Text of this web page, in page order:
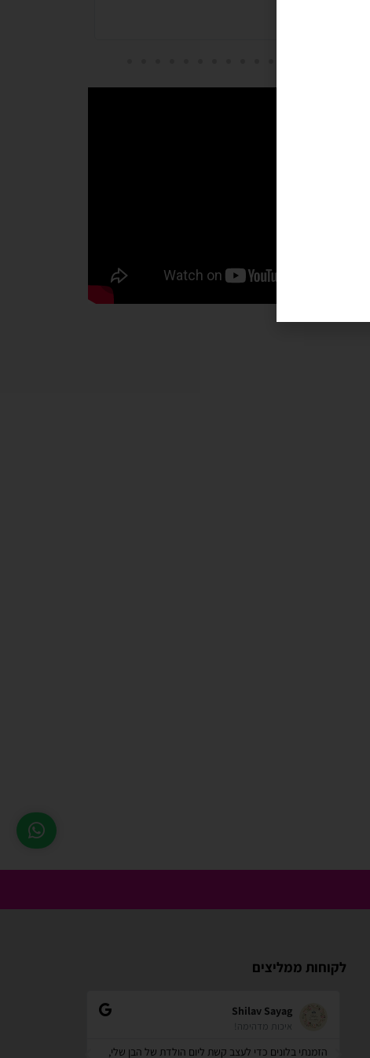
לקוחות ממליצים
Shilav Sayag
איכות מדהימה!
הזמנתי בלונים כדי לעצב קשת ליום הולדת של הבן שלי,